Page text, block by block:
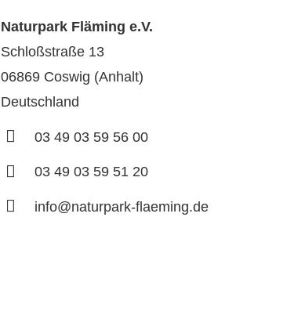
Naturpark Fläming e.V.
Schloßstraße 13
06869 Coswig (Anhalt)
Deutschland
03 49 03 59 56 00
03 49 03 59 51 20
info@naturpark-flaeming.de